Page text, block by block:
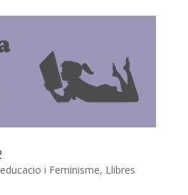
i Feminisme, Llibres